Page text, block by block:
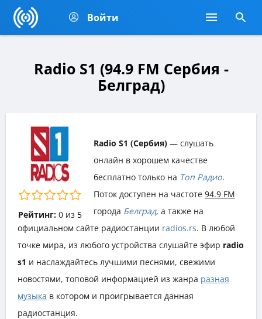
Войти
Radio S1 (94.9 FM Сербия -
Белград)
Рейтинг: 0из 5
Radio S1 (Сербия) — слушать
онлайн в хорошем качестве
бесплатно только на Топ Радио.
Поток доступен на частоте 94.9 FM
города Белград, а также на
официальном сайте радиостанции radios.rs. В любой
точке мира, из любого устройства слушайте эфир radio
s1 и наслаждайтесь лучшими песнями, свежими
новостями, топовой информацией из жанра разная
музыка в котором и проигрывается данная
радиостанция.